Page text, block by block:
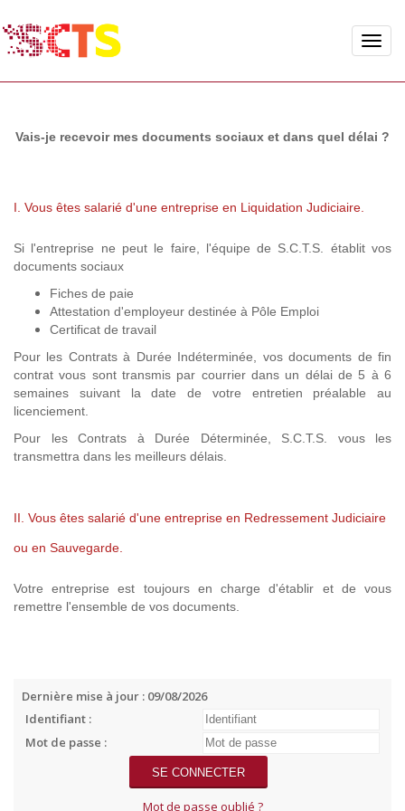
Toggle
Vais-je recevoir mes documents sociaux et dans quel délai ?
I. Vous êtes salarié d'une entreprise en Liquidation Judiciaire.
Si l'entreprise ne peut le faire, l'équipe de S.C.T.S. établit vos
documents sociaux
Fiches de paie
Attestation d'employeur destinée à Pôle Emploi
Certificat de travail
Pour les Contrats à Durée Indéterminée, vos documents de fin
contrat vous sont transmis par courrier dans un délai de 5 à 6
semaines suivant la date de votre entretien préalable au
licenciement.
Pour les Contrats à Durée Déterminée, S.C.T.S. vous les
transmettra dans les meilleurs délais.
II. Vous êtes salarié d'une entreprise en Redressement Judiciaire
ou en Sauvegarde.
Votre entreprise est toujours en charge d'établir et de vous
remettre l'ensemble de vos documents.
Dernière mise à jour : 09/08/2026
Identifiant :
Mot de passe :
Mot de passe oublié ?